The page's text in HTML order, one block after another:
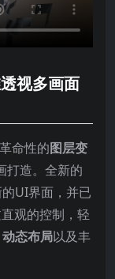
视多画面
命性的图层变
打造。全新的
UI界面，并已
观的控制，轻
态布局以及丰